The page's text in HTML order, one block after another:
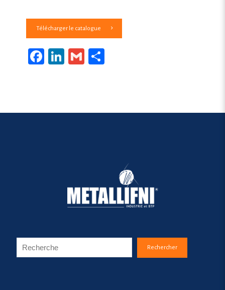
Télécharger le catalogue
Facebook
LinkedIn
Gmail
Search
Rechercher